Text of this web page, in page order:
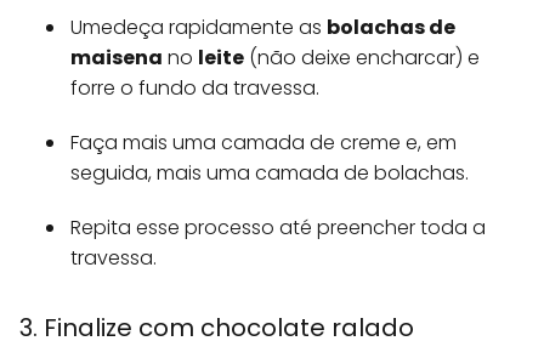
Umedeça rapidamente as bolachas de
maisena no leite (não deixe encharcar) e
forre o fundo da travessa.
Faça mais uma camada de creme e, em
seguida, mais uma camada de bolachas.
Repita esse processo até preencher toda a
travessa.
3. Finalize com chocolate ralado